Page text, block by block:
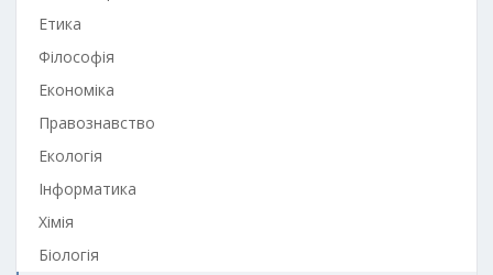
Етика
Філософія
Економіка
Правознавство
Екологія
Інформатика
Хімія
Біологія